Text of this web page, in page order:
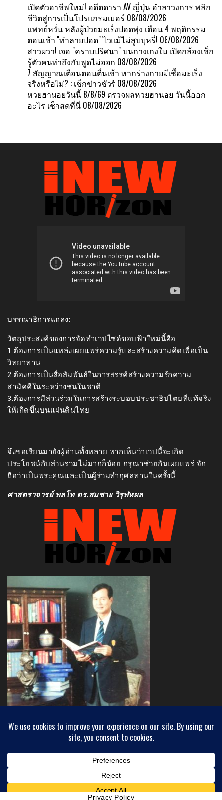
เปิดตัวอาชีพใหม่! อดีตดารา AV ญี่ปุ่น อำลาวงการ พลิก
ชีวิตสู่การเป็นโปรแกรมเมอร์ 08/08/2026
แพทย์หวั่น หลังผู้ป่วยมะเร็งปอดพุ่ง เตือน 4 พฤติกรรม
ตอนเช้า "ทำลายปอด" ไวแม้ไม่สูบบุหรี่! 08/08/2026
สาวผวา! เจอ "คราบปริศนา" บนกางเกงใน เปิดกล้องเช็ก
รู้ตัวคนทำถึงกับพูดไม่ออก 08/08/2026
7 สัญญาณเตือนตอนตื่นเช้า หากร่างกายมีเชื้อมะเร็ง
จริงหรือไม่? : เช็กข่าวชัวร์ 08/08/2026
หวยฮานอยวันนี้ 8/8/69 ตรวจผลหวยฮานอย วันนี้ออก
อะไร เช็กสดที่นี่ 08/08/2026
บรรณาธิการแถลง:
วัตถุประสงค์ของการจัดทำเวปไซด์ขอบฟ้าใหม่นี้คือ
1.ต้องการเป็นแหล่งเผยแพร่ความรู้และสร้างความคิดเพื่อเป็น
วิทยาทาน
2.ต้องการเป็นสื่อสัมพันธ์ในการสรรค์สร้างความรักความ
สามัคคีในระหว่างชนในชาติ
3.ต้องการมีส่วนร่วมในการสร้างระบอบประชาธิปไตยที่แท้จริง
ให้เกิดขึ้นบนแผ่นดินไทย
จึงขอเรียนมายังผู้อ่านทั้งหลาย หากเห็นว่าเวปนี้จะเกิด
ประโยชน์กับส่วนรวมไม่มากก็น้อย กรุณาช่วยกันเผยแพร่ จัก
ถือว่าเป็นพระคุณและเป็นผู้ร่วมทำกุศลทานในครั้งนี้
ศาสตราจารย์ พลโท ดร.สมชาย วิรุฬหผล
Copyright © 2018 INEWHORIZON - ขอบฟ้าใหม่
Privacy Policy